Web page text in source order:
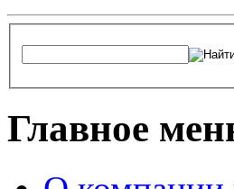
Главное